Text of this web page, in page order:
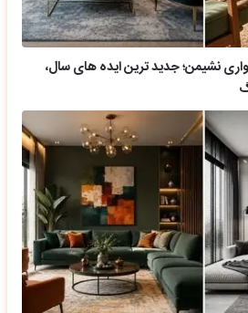
نشیمن؛ جدید ترین ایده های سال،